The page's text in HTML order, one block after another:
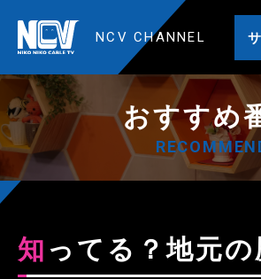
NCV CHANNEL
おすすめ
知ってる？地元